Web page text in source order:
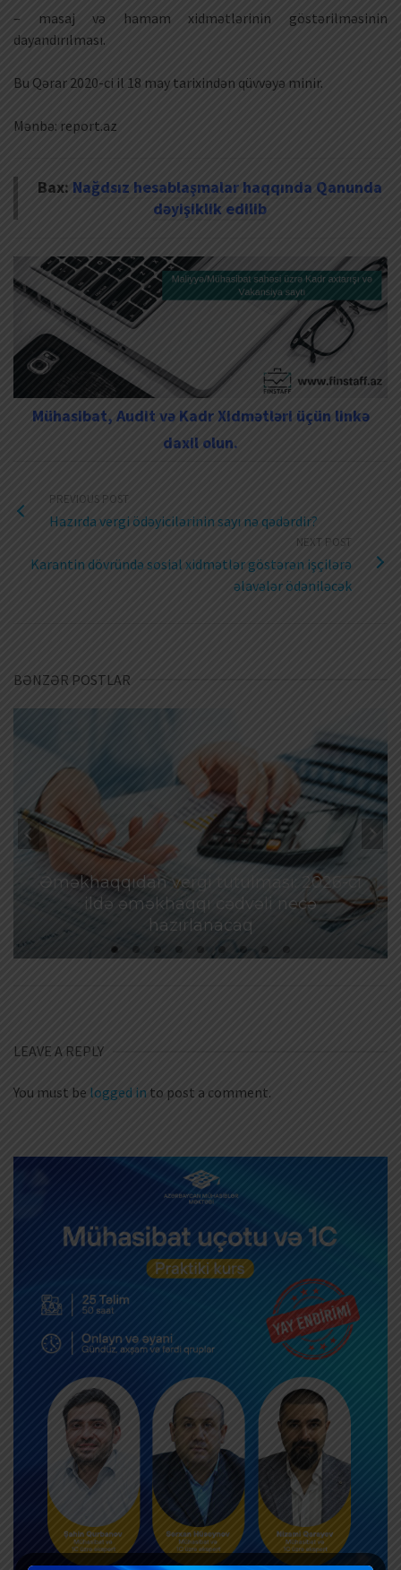
– masaj və hamam xidmətlərinin göstərilməsinin
dayandırılması.
Bu Qərar 2020-ci il 18 may tarixindən qüvvəyə minir.
Mənbə: report.az
Bax: Nağdsız hesablaşmalar haqqında Qanunda
dəyişiklik edilib
Mühasibat, Audit və Kadr Xidmətləri üçün linkə
daxil olun.
PREVIOUS POST
Hazırda vergi ödəyicilərinin sayı nə qədərdir?
NEXT POST
Karantin dövründə sosial xidmətlər göstərən işçilərə
əlavələr ödəniləcək
BƏNZƏR POSTLAR
Əməkhaqqıdan vergi tutulması: 2026-cı
ildə əməkhaqqı cədvəli necə
hazırlanacaq
LEAVE A REPLY
You must be logged in to post a comment.